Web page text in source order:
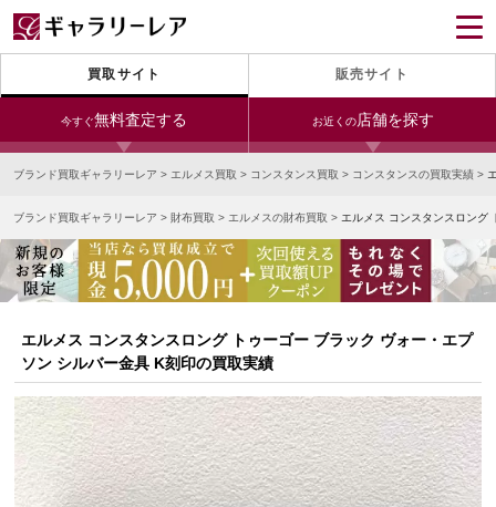
買取サイト 販売サイト
今すぐ無料査定する お近くの店舗を探す
24時間受付（対応時間10:00～19:00）
宅配買取を申し込む
無料の宅配キットをお届けします
今すぐ電話査定
受付時間 10:00～19:00
銀座本店 青山表参道店 新宿東口店
小田急新宿店 LAB東京 名古屋大須店
なんば店 神戸元町(三宮)店
中野ブロードウェイ
ブランド買取ギャラリーレア > エルメス買取 > コンスタンス買取 > コンスタンスの買取実績 >
ブランド買取ギャラリーレア > 財布買取 > エルメスの財布買取 > エルメス コンスタンスロング
エルメス コンスタンスロング トゥーゴー ブラック ヴォー・エプ
ソン シルバー金具 K刻印の買取実績